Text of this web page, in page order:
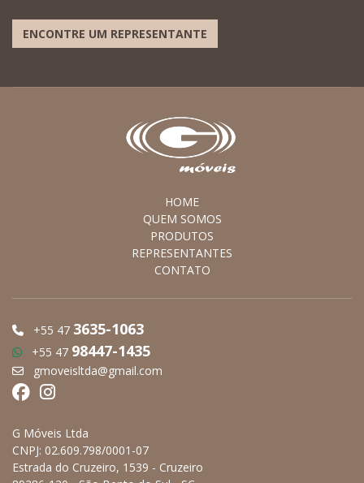
ENCONTRE UM REPRESENTANTE
HOME
QUEM SOMOS
PRODUTOS
REPRESENTANTES
CONTATO
G Móveis Ltda
CNPJ: 02.609.798/0001-07
Estrada do Cruzeiro, 1539 - Cruzeiro
+55 47 3635-1063
+55 47 98447-1435
gmoveisltda@gmail.com